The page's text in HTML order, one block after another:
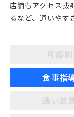
店舗もアクセス抜
るなど、通いやす
食事指